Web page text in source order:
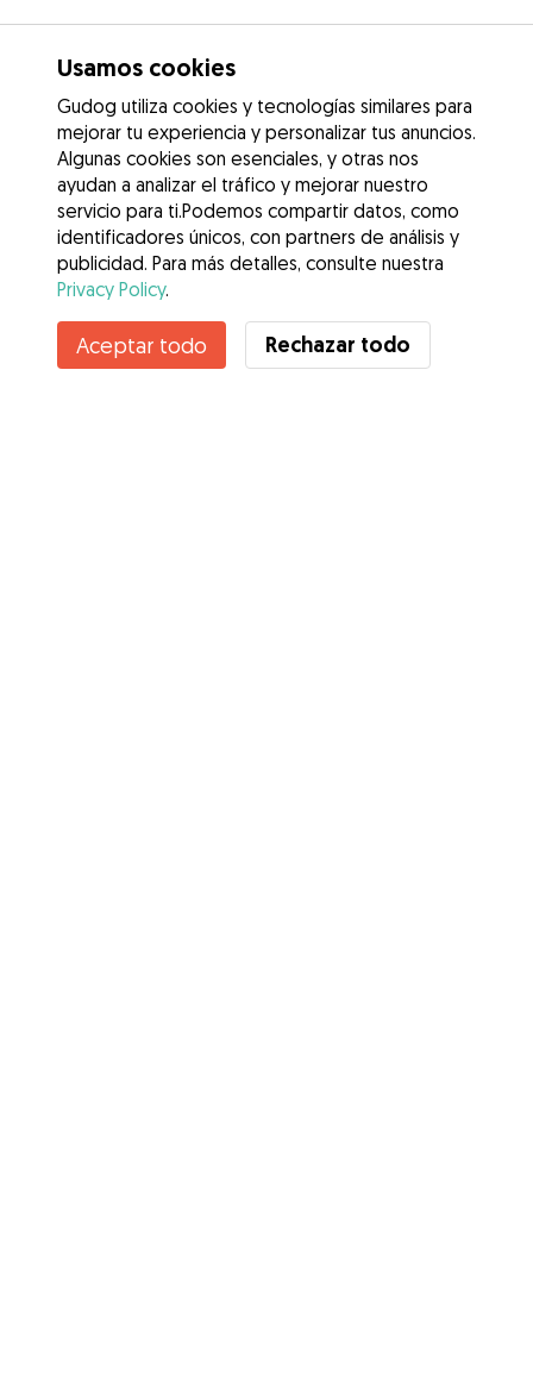
¿Conoces los Beneficios de Gudog? Ver más
Usamos cookies
Gudog utiliza cookies y tecnologías similares para
mejorar tu experiencia y personalizar tus anuncios.
Algunas cookies son esenciales, y otras nos
ayudan a analizar el tráfico y mejorar nuestro
servicio para ti.Podemos compartir datos, como
identificadores únicos, con partners de análisis y
publicidad. Para más detalles, consulte nuestra
Privacy Policy.
Aceptar todo Rechazar todo